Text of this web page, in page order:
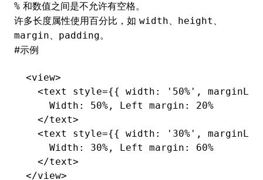
% 和数值之间是不允许有空格。
许多长度属性使用百分比，如 width、 height 、
margin、 padding。
#示例
<view>
  <
text style={{ width : '50%' ,
    Width: 50%, Left margin: 20%
  </
text>
  <
text style={{ width : '30%' ,
    Width: 30%, Left margin: 60%
  </
text>
</view>